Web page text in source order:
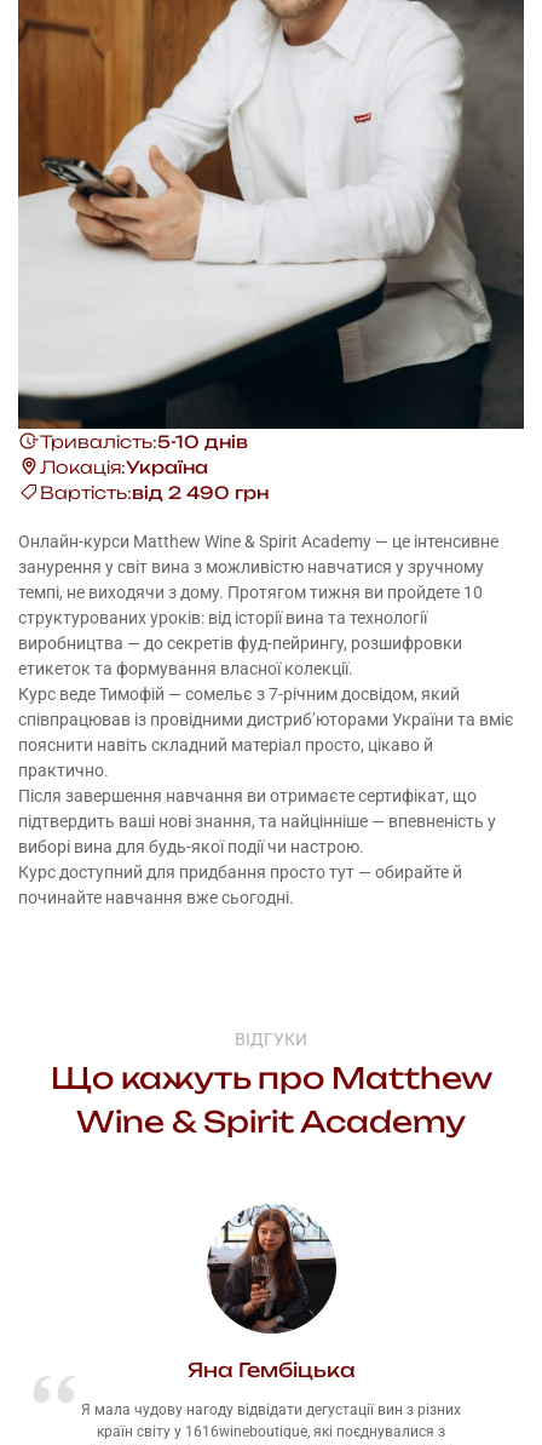
Тривалість:5-10 днів
Локація:Україна
Вартість:від 2 490 грн
Онлайн-курси Matthew Wine & Spirit Academy — це інтенсивне
занурення у світ вина з можливістю навчатися у зручному
темпі, не виходячи з дому. Протягом тижня ви пройдете 10
структурованих уроків: від історії вина та технології
виробництва — до секретів фуд-пейрингу, розшифровки
етикеток та формування власної колекції.
Курс веде Тимофій — сомельє з 7-річним досвідом, який
співпрацював із провідними дистриб’юторами України та вміє
пояснити навіть складний матеріал просто, цікаво й
практично.
Після завершення навчання ви отримаєте сертифікат, що
підтвердить ваші нові знання, та найцінніше — впевненість у
виборі вина для будь-якої події чи настрою.
Курс доступний для придбання простотут — обирайте й
починайте навчання вже сьогодні.
ВІДГУКИ
Що кажуть про Matthew
Wine & Spirit Academy
Яна Гембіцька
Я мала чудову нагоду відвідати дегустації вин з різних
країн світу у 1616wineboutique, які поєднувалися з